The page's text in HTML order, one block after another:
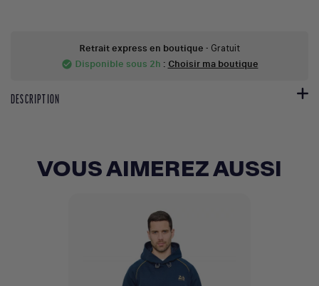
Retrait express en boutique - Gratuit
check_circle Disponible sous 2h : Choisir ma boutique
DESCRIPTION
VOUS AIMEREZ AUSSI